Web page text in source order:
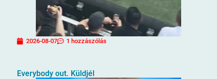
2026-08-07 1 hozzászólás
Everybody out. Küldjél